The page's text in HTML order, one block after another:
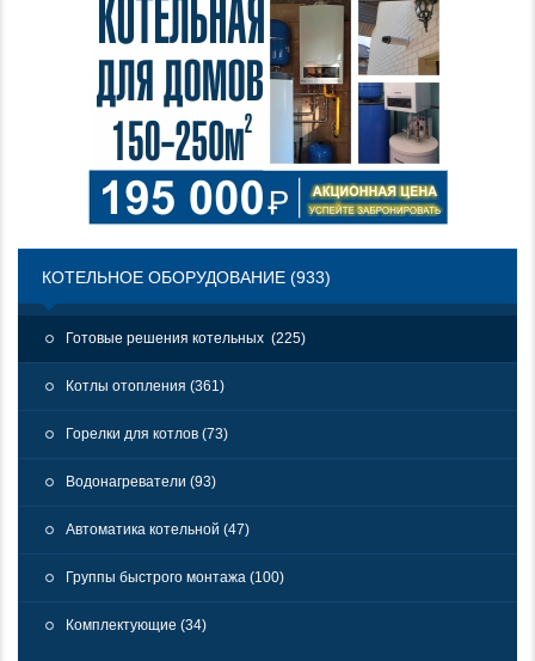
КОТЕЛЬНОЕ ОБОРУДОВАНИЕ (933)
Готовые решения котельных (225)
Котлы отопления (361)
Горелки для котлов (73)
Водонагреватели (93)
Автоматика котельной (47)
Группы быстрого монтажа (100)
Комплектующие (34)